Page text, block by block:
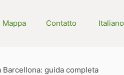
Mappa Contatto Italiano
guida completa